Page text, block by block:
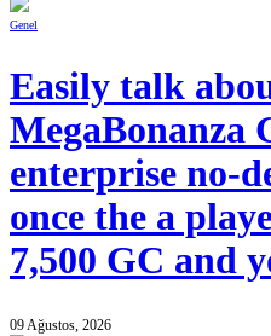
Genel
Easily talk
MegaBonanza
enterprise no-
once the a
7,500 GC and
09 Ağustos, 2026